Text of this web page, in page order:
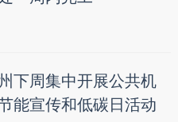
下周集中开展公共机
能宣传和低碳日活动